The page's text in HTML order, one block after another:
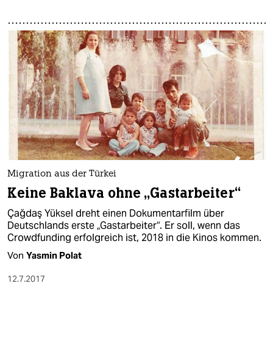
Migration aus der Türkei
Keine Baklava ohne „Gastarbeiter“
Çağdaş Yüksel dreht einen Dokumentarfilm über
Deutschlands erste „Gastarbeiter“. Er soll, wenn das
Crowdfunding erfolgreich ist, 2018 in die Kinos kommen.
Von Yasmin Polat
12.7.2017